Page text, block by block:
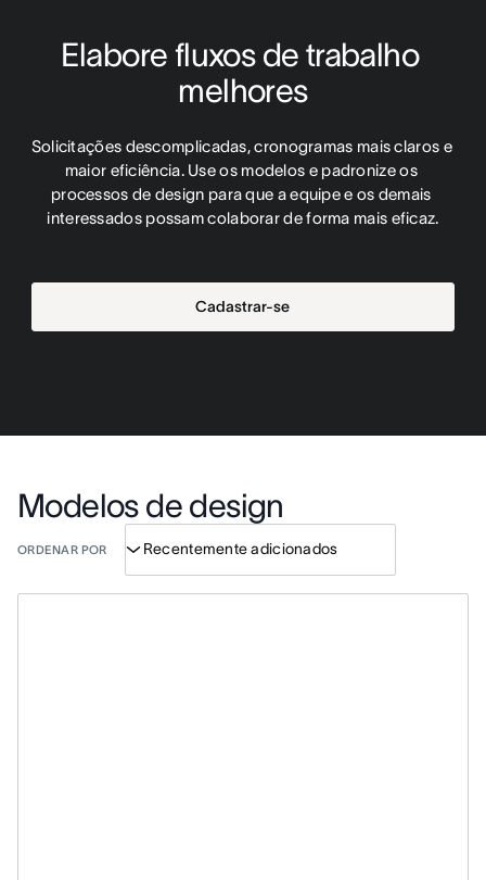
Elabore fluxos de trabalho
melhores
Solicitações descomplicadas, cronogramas mais claros e
maior eficiência. Use os modelos e padronize os
processos de design para que a equipe e os demais
interessados possam colaborar de forma mais eficaz.
Cadastrar-se
Modelos de design
ORDENAR POR